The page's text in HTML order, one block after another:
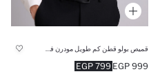
799 EGP 999 EGP